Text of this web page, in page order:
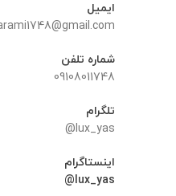
ایمیل
شماره تلفن
09108011748
تلگرام
lux_yas@
اینستاگرام
lux_yas@